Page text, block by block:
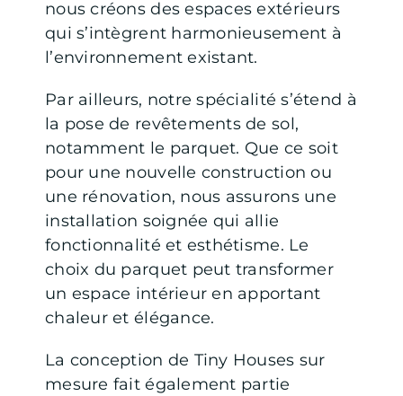
nous créons des espaces extérieurs
qui s’intègrent harmonieusement à
l’environnement existant.
Par ailleurs, notre spécialité s’étend à
la pose de revêtements de sol,
notamment le parquet. Que ce soit
pour une nouvelle construction ou
une rénovation, nous assurons une
installation soignée qui allie
fonctionnalité et esthétisme. Le
choix du parquet peut transformer
un espace intérieur en apportant
chaleur et élégance.
La conception de Tiny Houses sur
mesure fait également partie